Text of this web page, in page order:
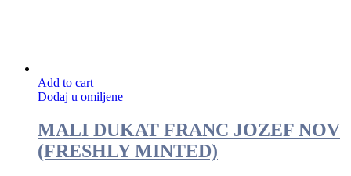
Add to cart
Dodaj u omiljene
MALI DUKAT FRANC JOZEF NOV
(FRESHLY MINTED)